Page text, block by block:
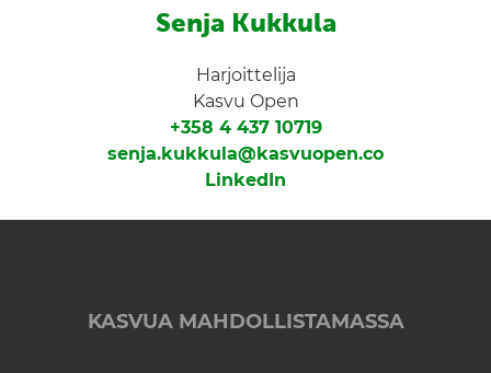
Senja Kukkula
Harjoittelija
Kasvu Open
+358 4 437 10719
senja.kukkula@kasvuopen.co
LinkedIn
KASVUA MAHDOLLISTAMASSA